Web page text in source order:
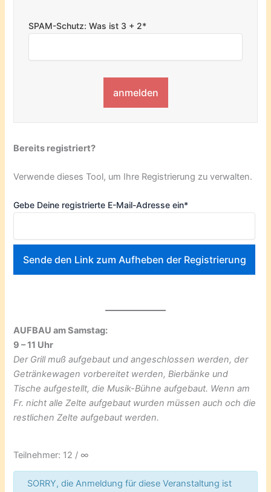
SPAM-Schutz: Was ist 3 + 2*
Bereits registriert?
Verwende dieses Tool, um Ihre Registrierung zu verwalten.
Gebe Deine registrierte E-Mail-Adresse ein*
AUFBAU am Samstag:
9 – 11 Uhr
Der Grill muß aufgebaut und angeschlossen werden, der
Getränkewagen vorbereitet werden, Bierbänke und
Tische aufgestellt, die Musik-Bühne aufgebaut. Wenn am
Fr. nicht alle Zelte aufgebaut wurden müssen auch och die
restlichen Zelte aufgebaut werden.
Teilnehmer: 12 / ∞
SORRY, die Anmeldung für diese Veranstaltung ist